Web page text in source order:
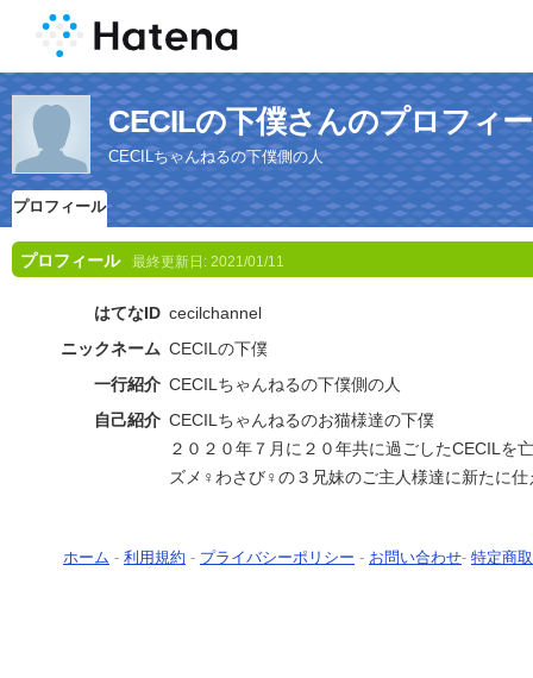
CECILの下僕さんのプロフィ
CECILちゃんねるの下僕側の人
プロフィール
プロフィール 最終更新日: 2021/01/11
はてなID cecilchannel
ニックネーム CECILの下僕
一行紹介 CECILちゃんねるの下僕側の人
自己紹介 CECILちゃんねるのお猫様達の下僕
２０２０年７月に２０年共に過ごしたCECILを
ズメ♀わさび♀の３兄妹のご主人様達に新たに仕
ホーム - 利用規約 - プライバシーポリシー - お問い合わせ- 特定商